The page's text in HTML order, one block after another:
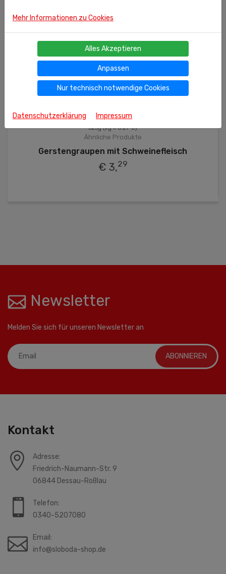
525g (kg = 6.27 €)
Ähnliche Produkte
Gerstengraupen mit Schweinefleisch
€ 3,29
Newsletter
Melden Sie sich für unseren Newsletter an
ABONNIEREN
Kontakt
Adresse:
Friedrich-Naumann-Str. 9
06844 Dessau-Roßlau
Telefon:
0340-5207080
Email:
info@sloboda-shop.de
Mehr Informationen zu Cookies
Alles Akzeptieren
Anpassen
Nur technisch notwendige Cookies
Datenschutzerklärung Impressum